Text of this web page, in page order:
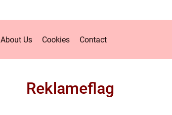
About Us Cookies Contact
Reklameflag